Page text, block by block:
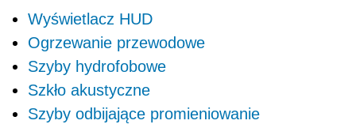
Wyświetlacz HUD
Ogrzewanie przewodowe
Szyby hydrofobowe
Szkło akustyczne
Szyby odbijające promieniowanie